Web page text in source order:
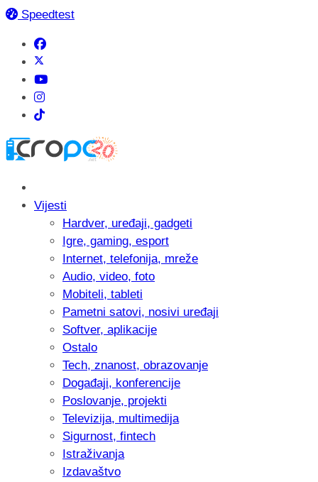
Speedtest
Vijesti
Hardver, uređaji, gadgeti
Igre, gaming, esport
Internet, telefonija, mreže
Audio, video, foto
Mobiteli, tableti
Pametni satovi, nosivi uređaji
Softver, aplikacije
Ostalo
Tech, znanost, obrazovanje
Događaji, konferencije
Poslovanje, projekti
Televizija, multimedija
Sigurnost, fintech
Istraživanja
Izdavaštvo